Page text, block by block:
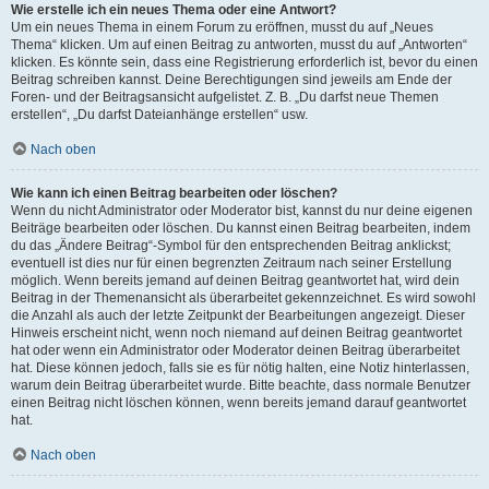
Wie erstelle ich ein neues Thema oder eine Antwort?
Um ein neues Thema in einem Forum zu eröffnen, musst du auf „Neues
Thema“ klicken. Um auf einen Beitrag zu antworten, musst du auf „Antworten“
klicken. Es könnte sein, dass eine Registrierung erforderlich ist, bevor du einen
Beitrag schreiben kannst. Deine Berechtigungen sind jeweils am Ende der
Foren- und der Beitragsansicht aufgelistet. Z. B. „Du darfst neue Themen
erstellen“, „Du darfst Dateianhänge erstellen“ usw.
Nach oben
Wie kann ich einen Beitrag bearbeiten oder löschen?
Wenn du nicht Administrator oder Moderator bist, kannst du nur deine eigenen
Beiträge bearbeiten oder löschen. Du kannst einen Beitrag bearbeiten, indem
du das „Ändere Beitrag“-Symbol für den entsprechenden Beitrag anklickst;
eventuell ist dies nur für einen begrenzten Zeitraum nach seiner Erstellung
möglich. Wenn bereits jemand auf deinen Beitrag geantwortet hat, wird dein
Beitrag in der Themenansicht als überarbeitet gekennzeichnet. Es wird sowohl
die Anzahl als auch der letzte Zeitpunkt der Bearbeitungen angezeigt. Dieser
Hinweis erscheint nicht, wenn noch niemand auf deinen Beitrag geantwortet
hat oder wenn ein Administrator oder Moderator deinen Beitrag überarbeitet
hat. Diese können jedoch, falls sie es für nötig halten, eine Notiz hinterlassen,
warum dein Beitrag überarbeitet wurde. Bitte beachte, dass normale Benutzer
einen Beitrag nicht löschen können, wenn bereits jemand darauf geantwortet
hat.
Nach oben